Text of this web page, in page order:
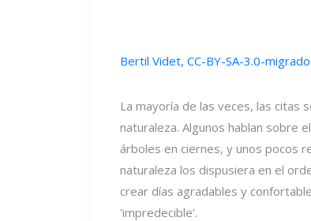
Bertil Videt, CC-BY-SA-3.0-
La mayoría de las veces, las citas
naturaleza. Algunos hablan sobre
árboles en ciernes, y unos pocos
naturaleza los dispusiera en el
crear días agradables y
'impredecible'.